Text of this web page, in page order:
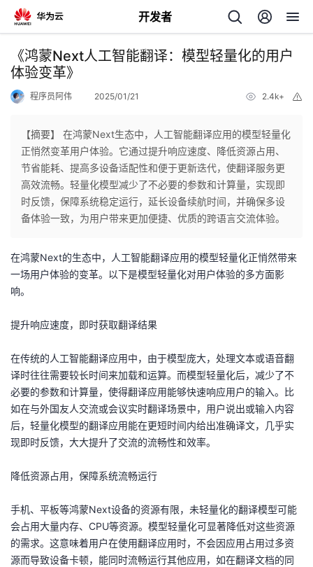
开发者
返
回
个
人
页
我
开
我
的
博
客
我
的
论
坛
我
的
圈
子
我
的
直
我
的
我
《鸿蒙Next人工智能翻译：模型轻量化的用户
体验变革》
程序员阿伟 2025/01/21 2.4k+
【摘要】 在鸿蒙Next生态中，人工智能翻译应用的模型轻量化
正悄然变革用户体验。它通过提升响应速度、降低资源占用、
节省能耗、提高多设备适配性和便于更新迭代，使翻译服务更
高效流畅。轻量化模型减少了不必要的参数和计算量，实现即
时反馈，保障系统稳定运行，延长设备续航时间，并确保多设
备体验一致，为用户带来更加便捷、优质的跨语言交流体验。
在鸿蒙Next的生态中，人工智能翻译应用的模型轻量化正悄然带来
一场用户体验的变革。以下是模型轻量化对用户体验的多方面影
响。
提升响应速度，即时获取翻译结果
在传统的人工智能翻译应用中，由于模型庞大，处理文本或语音翻
译时往往需要较长时间来加载和运算。而模型轻量化后，减少了不
必要的参数和计算量，使得翻译应用能够快速响应用户的输入。比
如在与外国友人交流或会议实时翻译场景中，用户说出或输入内容
后，轻量化模型的翻译应用能在更短时间内给出准确译文，几乎实
现即时反馈，大大提升了交流的流畅性和效率。
降低资源占用，保障系统流畅运行
手机、平板等鸿蒙Next设备的资源有限，未轻量化的翻译模型可能
会占用大量内存、CPU等资源。模型轻量化可显著降低对这些资源
的需求。这意味着用户在使用翻译应用时，不会因应用占用过多资
源而导致设备卡顿，能同时流畅运行其他应用，如在翻译文档的同